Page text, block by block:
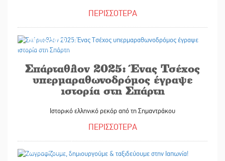
ΠΕΡΙΣΣΟΤΕΡΑ
29/09/2025
Σπάρταθλον 2025: Ένας Τσέχος
υπερμαραθωνοδρόμος έγραψε
ιστορία στη Σπάρτη
Ιστορικό ελληνικό ρεκόρ από τη Σημαντράκου
ΠΕΡΙΣΣΟΤΕΡΑ